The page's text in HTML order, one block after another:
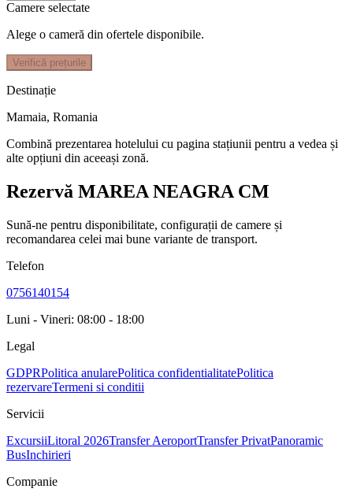
Camere selectate
Alege o cameră din ofertele disponibile.
Verifică prețurile
Destinație
Mamaia, Romania
Combină prezentarea hotelului cu pagina stațiunii pentru a vedea și
alte opțiuni din aceeași zonă.
Rezervă MAREA NEAGRA CM
Sună-ne pentru disponibilitate, configurații de camere și
recomandarea celei mai bune variante de transport.
Telefon
0756140154
Luni - Vineri: 08:00 - 18:00
Legal
GDPRPolitica anularePolitica confidentialitatePolitica
rezervareTermeni si conditii
Servicii
ExcursiiLitoral 2026Transfer AeroportTransfer PrivatPanoramic
BusInchirieri
Companie